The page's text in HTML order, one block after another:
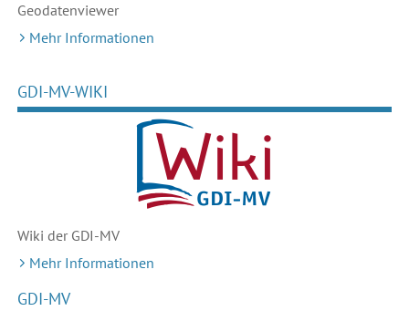
Geodatenviewer
Mehr Informationen
GDI-MV-WIKI
Wiki der GDI-MV
Mehr Informationen
GDI-MV